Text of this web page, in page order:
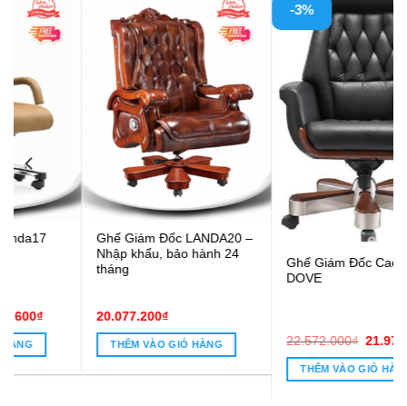
Ghế Giám Đốc LANDA20 –
Nhập khẩu, bảo hành 24
20.077.200 ₫
THÊM VÀO GIỎ HÀNG
-3%
Ghế Giám Đốc Cao Cấp
22.572.000 ₫ Giá
là:
22.572.000₫.
21.978.000 ₫Giá
tại
là:
THÊM VÀO GIỎ HÀNG